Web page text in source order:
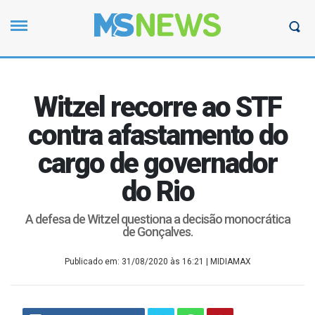
Witzel recorre ao STF
contra afastamento do
cargo de governador
do Rio
A defesa de Witzel questiona a decisão monocrática
de Gonçalves.
Publicado em: 31/08/2020 às 16:21 | MIDIAMAX